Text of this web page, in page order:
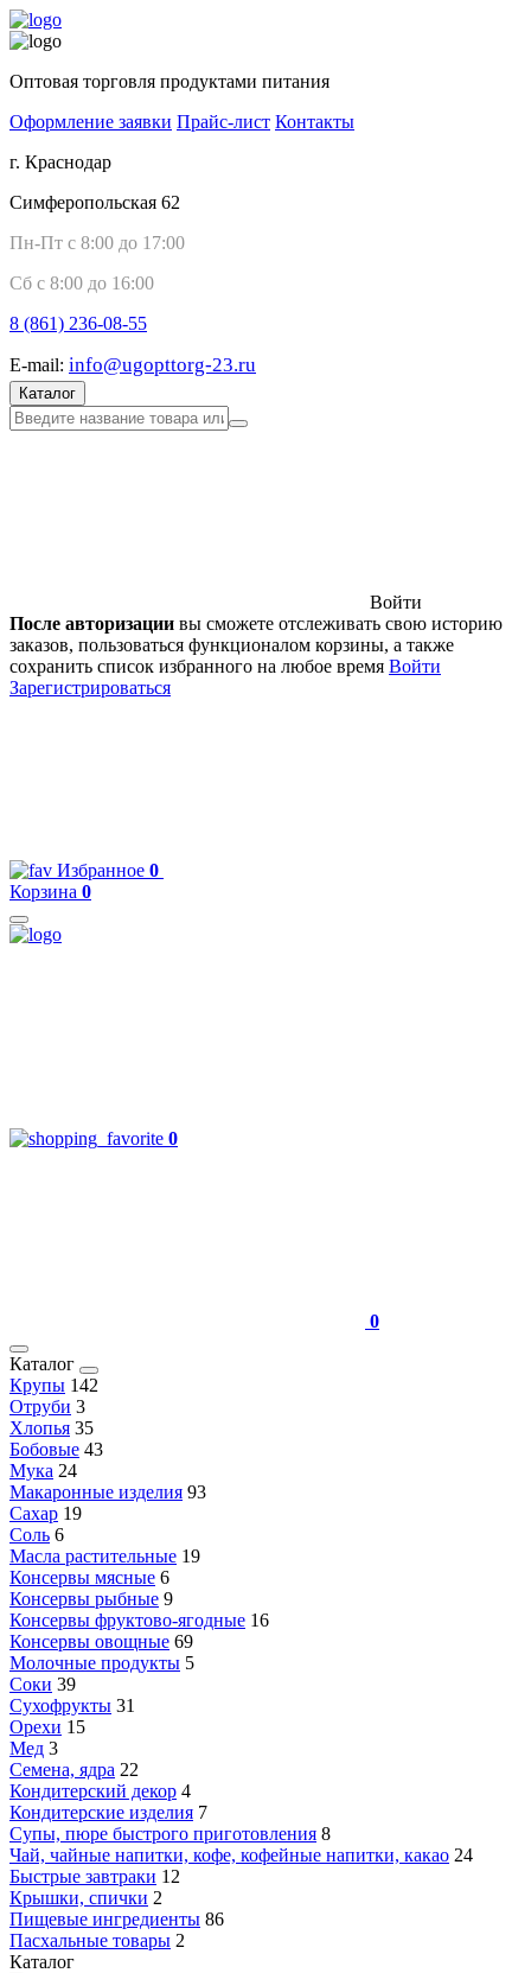
Оптовая торговля продуктами питания
Оформление заявки Прайс-лист Контакты
г. Краснодар
Симферопольская 62
Пн-Пт с 8:00 до 17:00
Сб с 8:00 до 16:00
8 (861) 236-08-55
E-mail: info@ugopttorg-23.ru
Каталог
Войти
После авторизации вы сможете отслеживать свою историю
заказов, пользоваться функционалом корзины, а также
сохранить список избранного на любое время Войти
Зарегистрироваться
Избранное 0
Корзина 0
0
0
Каталог
Крупы 142
Отруби 3
Хлопья 35
Бобовые 43
Мука 24
Макаронные изделия 93
Сахар 19
Соль 6
Масла растительные 19
Консервы мясные 6
Консервы рыбные 9
Консервы фруктово-ягодные 16
Консервы овощные 69
Молочные продукты 5
Соки 39
Сухофрукты 31
Орехи 15
Мед 3
Семена, ядра 22
Кондитерский декор 4
Кондитерские изделия 7
Супы, пюре быстрого приготовления 8
Чай, чайные напитки, кофе, кофейные напитки, какао 24
Быстрые завтраки 12
Крышки, спички 2
Пищевые ингредиенты 86
Пасхальные товары 2
Каталог